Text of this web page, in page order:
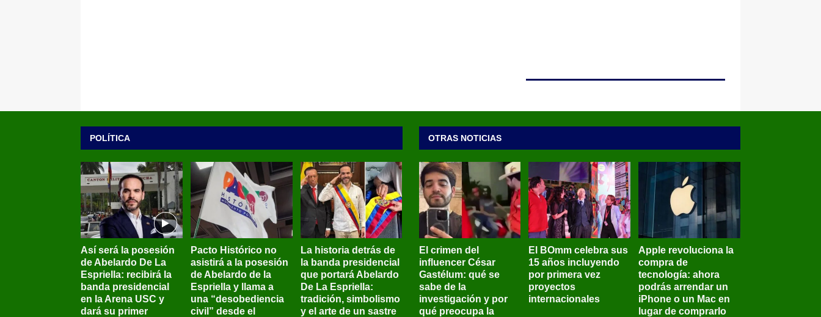
POLÍTICA
Así será la posesión
de Abelardo De La
Espriella: recibirá la
banda presidencial
en la Arena USC y
dará su primer
Pacto Histórico no
asistirá a la posesión
de Abelardo de la
Espriella y llama a
una “desobediencia
civil” desde el
La historia detrás de
la banda presidencial
que portará Abelardo
De La Espriella:
tradición, simbolismo
y el arte de un sastre
OTRAS NOTICIAS
El crimen del
influencer César
Gastélum: qué se
sabe de la
investigación y por
qué preocupa la
El BOmm celebra sus
15 años incluyendo
por primera vez
proyectos
internacionales
Apple revoluciona la
compra de
tecnología: ahora
podrás arrendar un
iPhone o un Mac en
lugar de comprarlo